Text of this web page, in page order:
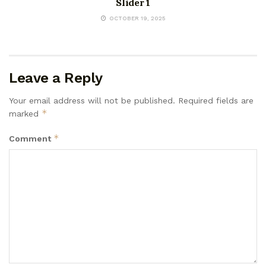
OCTOBER 19, 2025
Leave a Reply
Your email address will not be published. Required fields are
marked *
Comment *